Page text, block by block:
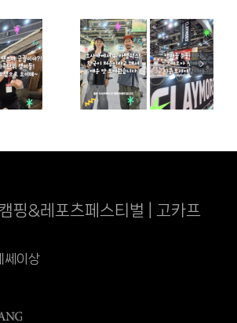
핑&레포츠페스티벌 | 고카프
쎄이상